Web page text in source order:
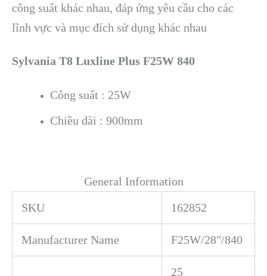
công suất khác nhau, đáp ứng yêu cầu cho các
lĩnh vực và mục đích sử dụng khác nhau
Sylvania T8 Luxline Plus F25W 840
Công suất : 25W
Chiều dài : 900mm
General Information
SKU
162852
Manufacturer Name F25W/28″/840
25